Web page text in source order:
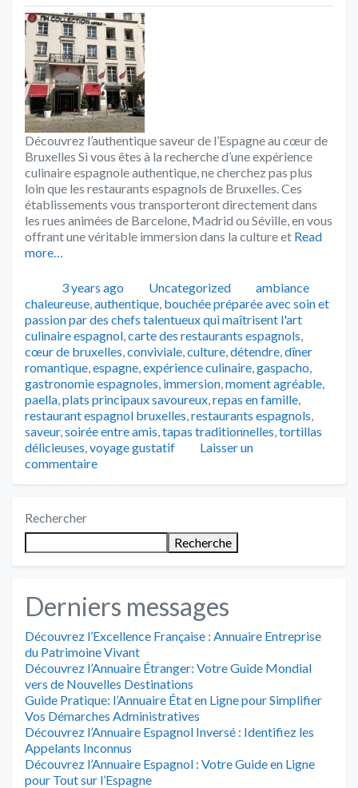
Découvrez l’authentique saveur de l’Espagne au cœur de
Bruxelles Si vous êtes à la recherche d’une expérience
culinaire espagnole authentique, ne cherchez pas plus
loin que les restaurants espagnols de Bruxelles. Ces
établissements vous transporteront directement dans
les rues animées de Barcelone, Madrid ou Séville, en vous
offrant une véritable immersion dans la culture et Read
more…
Publié3 years ago Catégories
Uncategorized Tags
ambiance
chaleureuse,authentique, bouchée préparée avec soin et
passion par des chefs talentueux qui maîtrisent l'art
culinaire espagnol,carte des restaurants espagnols,
cœur de bruxelles,conviviale,culture,détendre,dîner
romantique,espagne,expérience culinaire,gaspacho,
gastronomie espagnoles, immersion,moment agréable,
paella,plats principaux savoureux,repas en famille,
restaurant espagnol bruxelles,restaurants espagnols,
saveur,soirée entre amis,tapas traditionnelles,tortillas
délicieuses,voyage gustatif
Laisser un
commentaire
Rechercher
Recherche
Derniers messages
Découvrez l’Excellence Française : Annuaire Entreprise
du Patrimoine Vivant
Découvrez l’Annuaire Étranger: Votre Guide Mondial
vers de Nouvelles Destinations
Guide Pratique: l’Annuaire État en Ligne pour Simplifier
Vos Démarches Administratives
Découvrez l’Annuaire Espagnol Inversé : Identifiez les
Appelants Inconnus
Découvrez l’Annuaire Espagnol : Votre Guide en Ligne
pour Tout sur l’Espagne